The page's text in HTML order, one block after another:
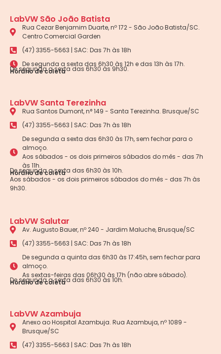
LabVW São João Batista
Rua Cezar Benjamim Duarte, nº 172 - São João Batista/SC.
Centro Comercial Garden
(47) 3355-5663 | SAC: Das 7h às 18h
De segunda a sexta das 6h30 às 12h e das 13h às 17h.
Horário de coleta
De segunda a sexta das 6h30 às 9h30.
LabVW Santa Terezinha
Rua Santos Dumont, n° 149 - Santa Terezinha. Brusque/SC
(47) 3355-5663 | SAC: Das 7h às 18h
De segunda a sexta das 6h30 às 17h, sem fechar para o
almoço.
Aos sábados - os dois primeiros sábados do mês - das 7h
às 11h.
Horário de coleta
De segunda a sexta das 6h30 às 10h.
Aos sábados - os dois primeiros sábados do mês - das 7h às
9h30.
LabVW Salutar
Av. Augusto Bauer, nº 240 - Jardim Maluche, Brusque/SC
(47) 3355-5663 | SAC: Das 7h às 18h
De segunda a quinta das 6h30 às 17:45h, sem fechar para
almoço.
As sextas-feiras das 06h30 às 17h (não abre sábado).
Horário de coleta
De segunda a sexta das 6h30 às 10h.
LabVW Azambuja
Anexo ao Hospital Azambuja. Rua Azambuja, nº 1089 -
Brusque/SC
(47) 3355-5663 | SAC: Das 7h às 18h